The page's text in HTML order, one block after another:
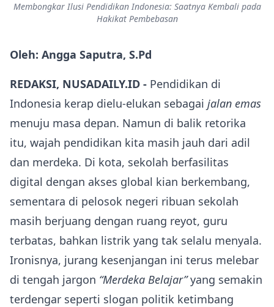
Membongkar Ilusi Pendidikan Indonesia: Saatnya Kembali pada
Hakikat Pembebasan
Oleh: Angga Saputra, S.Pd
REDAKSI, NUSADAILY.ID - Pendidikan di
Indonesia kerap dielu-elukan sebagai jalan emas
menuju masa depan. Namun di balik retorika
itu, wajah pendidikan kita masih jauh dari adil
dan merdeka. Di kota, sekolah berfasilitas
digital dengan akses global kian berkembang,
sementara di pelosok negeri ribuan sekolah
masih berjuang dengan ruang reyot, guru
terbatas, bahkan listrik yang tak selalu menyala.
Ironisnya, jurang kesenjangan ini terus melebar
di tengah jargon “Merdeka Belajar”yang semakin
terdengar seperti slogan politik ketimbang